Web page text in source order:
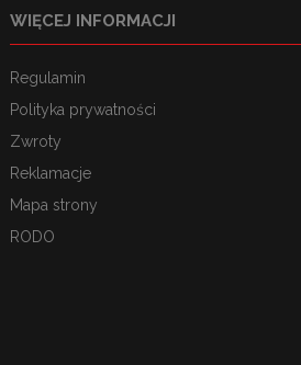
WIĘCEJ INFORMACJI
Regulamin
Polityka prywatności
Zwroty
Reklamacje
Mapa strony
RODO